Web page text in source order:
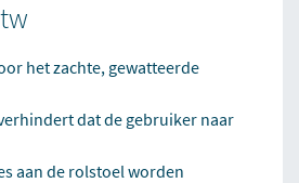
het zachte, gewatteerde
dat de gebruiker naar
aan de rolstoel worden